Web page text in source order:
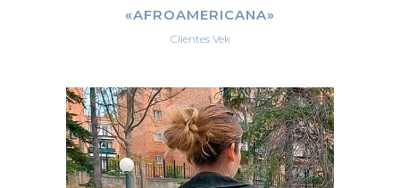
«AFROAMERICANA»
Clientes Vek